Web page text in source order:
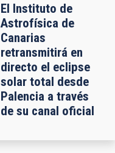
El Instituto de
Astrofísica de
Canarias
retransmitirá en
directo el eclipse
solar total desde
Palencia a través
de su canal oficial